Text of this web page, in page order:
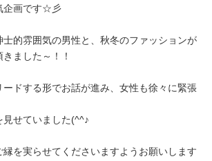
企画です☆彡
的雰囲気の男性と、秋冬のファッションが
ました～！！
ードする形でお話が進み、女性も徐々に緊張
せていました(^^♪
縁を実らせてくださいますようお願いします